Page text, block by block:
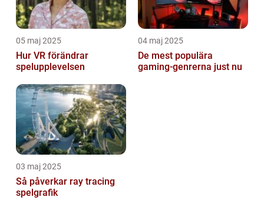
05 maj 2025
Hur VR förändrar
spelupplevelsen
04 maj 2025
De mest populära
gaming-genrerna just nu
03 maj 2025
Så påverkar ray tracing
spelgrafik